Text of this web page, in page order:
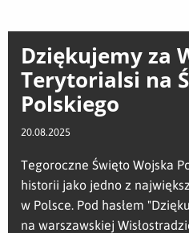
Dziękujemy za
Terytorialsi na
Polskiego
20.08.2025
Tegoroczne Święto Wojska
historii jako jedno z
w Polsce. Pod hasłem
na warszawskiej